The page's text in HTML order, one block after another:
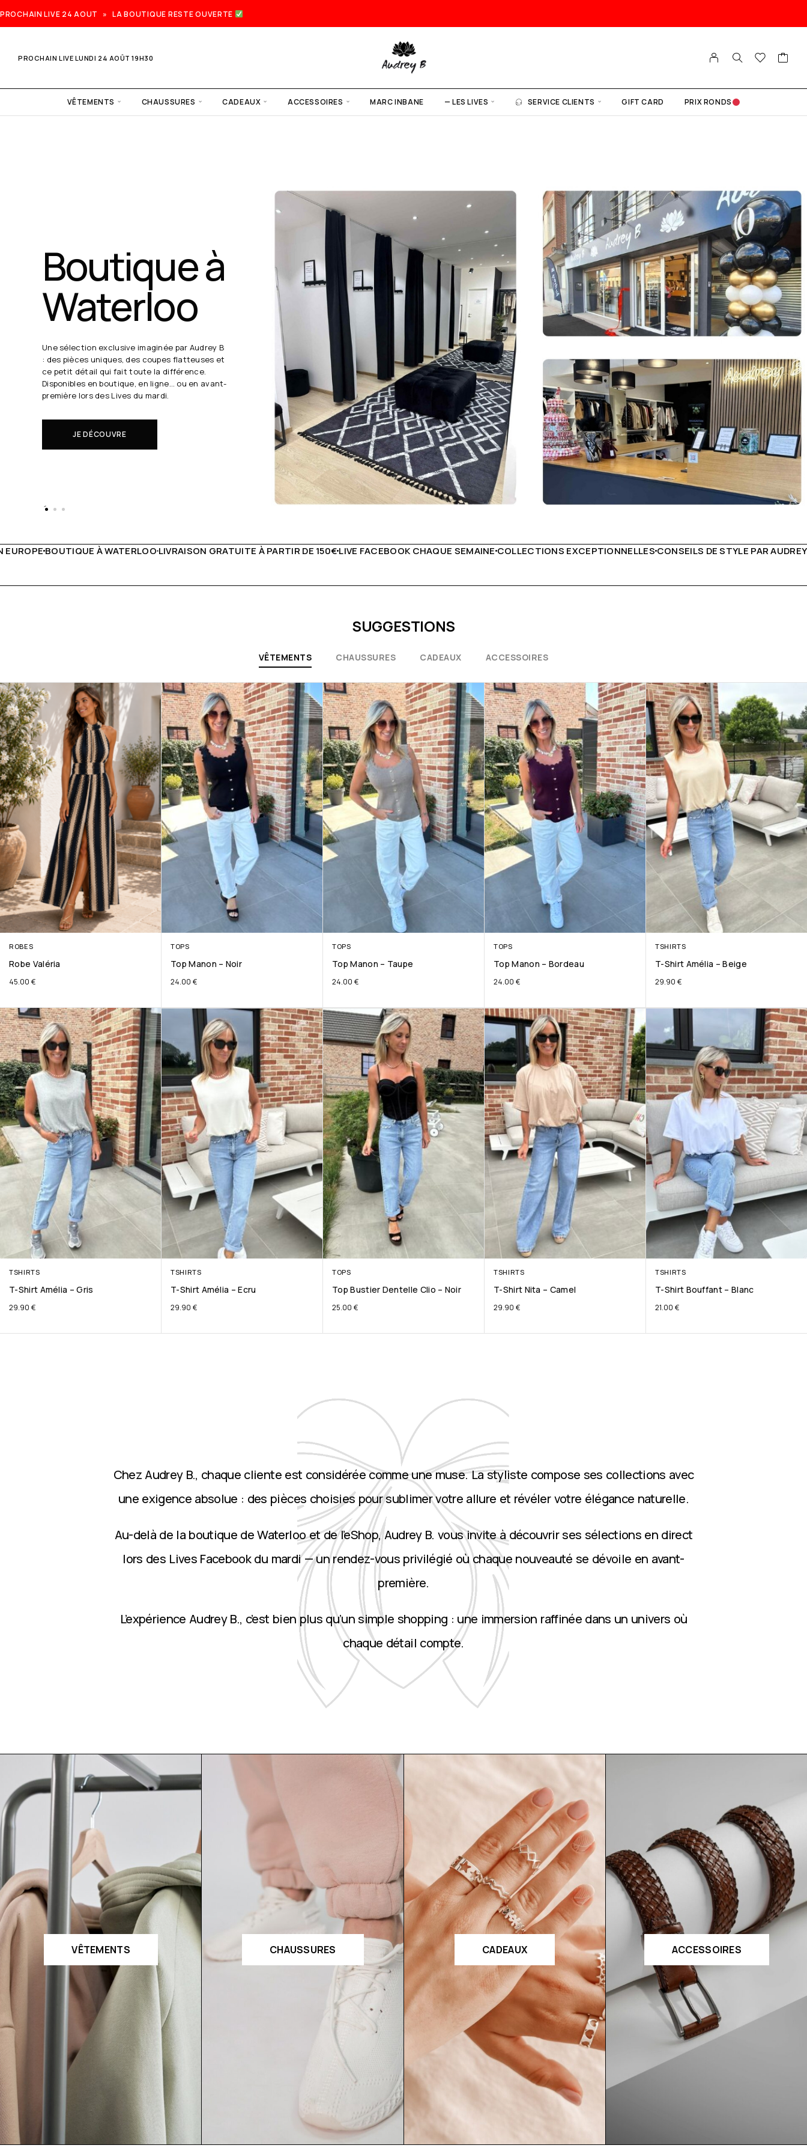
PROCHAIN LIVE 24 AOUT » LA BOUTIQUE RESTE OUVERTE
PROCHAIN LIVE LUNDI 24 AOÛT 19H30
VÊTEMENTS CHAUSSURES CADEAUX ACCESSOIRES MARC INBANE — LES LIVES SERVICE CLIENTS GIFT CARD PRIX RONDS
live lundi
24 août
19h30
Chaque semaine, Audrey B. dévoile ses coups
de cœur en direct.
GRATUITE À PARTIR DE 150€LIVE FACEBOOK CHAQUE SEMAINECOLLECTIONS EXCEPTIONNELLESCONSEILS DE STYLE PAR AUDREY B LIVRAISON PARTOUT EN
SUGGESTIONS
VÊTEMENTS CHAUSSURES CADEAUX ACCESSOIRES
ROBES
Robe Valéria
45.00 €
TOPS
Top Manon – Noir
24.00 €
TOPS
Top Manon – Taupe
24.00 €
TOPS
Top Manon – Bordeau
24.00 €
TSHIRTS
T-Shirt Amélia – Beige
29.90 €
TSHIRTS
T-Shirt Amélia – Gris
29.90 €
TSHIRTS
T-Shirt Amélia – Ecru
29.90 €
TOPS
Top Bustier Dentelle Clio – Noir
25.00 €
TSHIRTS
T-Shirt Nita – Camel
29.90 €
TSHIRTS
T-Shirt Bouffant – Blanc
21.00 €
Chez Audrey B., chaque cliente est considérée comme une muse. La styliste compose ses collections avec
une exigence absolue : des pièces choisies pour sublimer votre allure et révéler votre élégance naturelle.
Au-delà de la boutique de Waterloo et de l’eShop, Audrey B. vous invite à découvrir ses sélections en direct
lors des Lives Facebook du mardi — un rendez-vous privilégié où chaque nouveauté se dévoile en avant-
première.
L’expérience Audrey B., c’est bien plus qu’un simple shopping : une immersion raffinée dans un univers où
chaque détail compte.
VÊTEMENTS CHAUSSURES CADEAUX ACCESSOIRES